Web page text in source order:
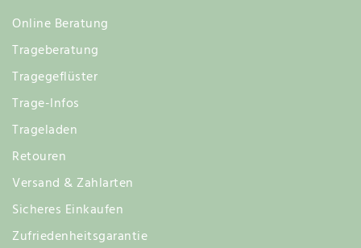
Online Beratung
Trageberatung
Tragegeflüster
Trage-Infos
Trageladen
Retouren
Versand & Zahlarten
Sicheres Einkaufen
Zufriedenheitsgarantie